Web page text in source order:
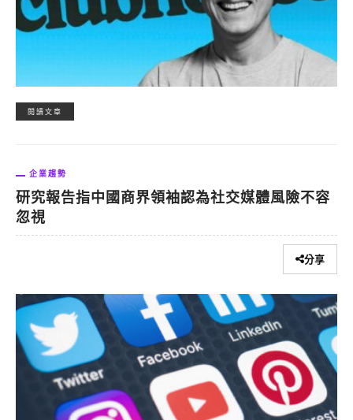
閱讀文章
企業趨勢
研究報告指中國商界領袖認為社交媒體風險不容
忽視
分享